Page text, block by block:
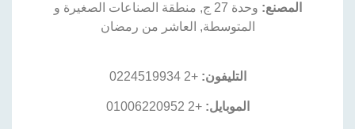
المصنع:
وحدة 27 ج, منطقة الصناعات الصغيرة و
المتوسطة, العاشر من رمضان
التليفون: +2 0224519934
الموبايل: +2 01006220952